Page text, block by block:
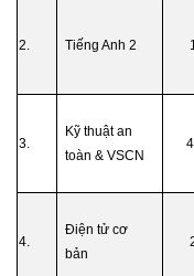
2. Tiếng Anh 2
3.
Kỹ thuật an
toàn & VSCN
4.
Điện tử cơ
bản